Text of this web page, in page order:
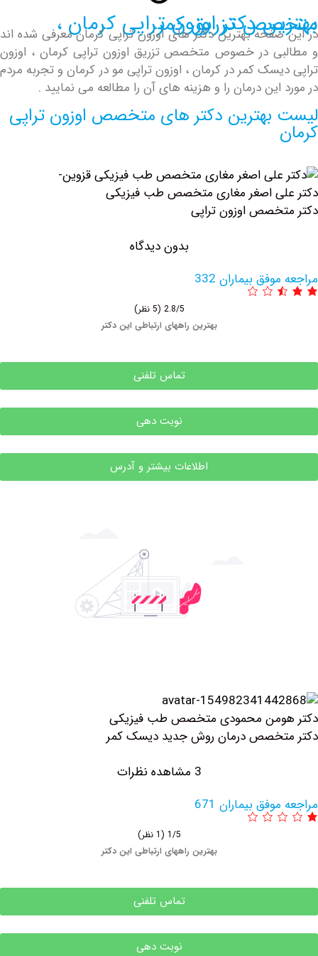
تراپی کرمان ، متخصص تزریق کمر
بهترین دکتر های اوزون تراپی کرمان معرفی شده اند
در خصوص متخصص تزریق اوزون تراپی کرمان ، اوزون
کمر در کرمان ، اوزون تراپی مو در کرمان و تجربه مردم
درمان را و هزینه های آن را مطالعه می نمایید .
دکتر های متخصص اوزون تراپی
اصغر مغاری متخصص طب فیزیکی
اوزون تراپی
بدون دیدگاه
بیماران 332
بهترین راههای ارتباطی این دکتر
تماس تلفنی
نوبت دهی
اطلاعات بیشتر و آدرس
محمودی متخصص طب فیزیکی
درمان روش جدید دیسک کمر
بیماران 671
بهترین راههای ارتباطی این دکتر
تماس تلفنی
نوبت دهی